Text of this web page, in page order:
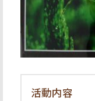
活動内容